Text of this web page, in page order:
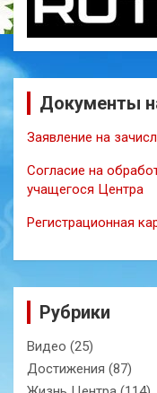
Документы
Заявление на
Согласие на
учащегося Центра
Регистрационная
Рубрики
Видео (25)
Достижения (87)